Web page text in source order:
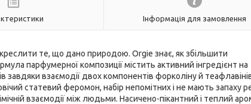
Інформація для замовлення
те, що дано природою. Orgie знає, як збільшити
парфумерної композиції містить активний інгредієнт на
завдяки взаємодії двох компонентів форколіну й
статевий феромон, набір непомітних і не мають запаху
взаємодії між людьми. Насичено-пікантний і теплий